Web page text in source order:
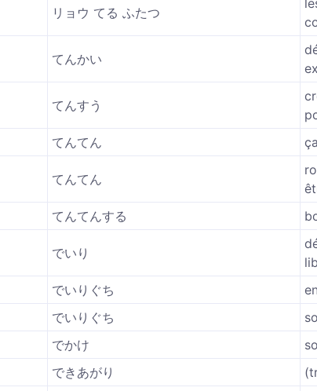
リョウ てる ふたつ
てんかい
てんすう
てんてん
てんてん
てんてんする
でいり
でいりぐち
でいりぐち
でかけ
できあがり